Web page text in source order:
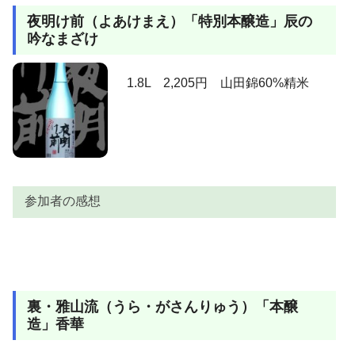
村田清博
冷やでも燗でもおいしい。
うひあは
近所の酒屋で量り売りしてくれます。飲みすぎちゃっ
て困ります。
AKIRA
上立ち香は穏やかで、ほんのりわたあめの機械を動か
した時のように、甘く香ります。含むと、まとまりの
ある綺麗な造りの中からじわじわとにじみ出してくる
旨みの中に、黒糖様の甘味を見つけることが出来る。
黒糖の甘味といっても決して重いわけではなく、フッ
夜明け前（よあけまえ）「特別本醸造」辰の
吟なまざけ
1.8L 2,205円 山田錦60%精米
参加者の感想
豊田の和
ちゃん
コストパフォーマンス抜群、こんなお酒があったなん
て目から鱗。
裏・雅山流（うら・がさんりゅう）「本醸
造」香華